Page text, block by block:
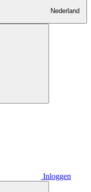
Nederland
Inloggen